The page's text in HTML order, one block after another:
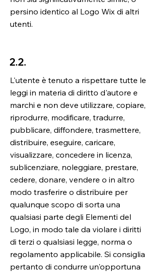
persino identico al Logo Wix di altri
utenti.
2.2.
L'utente è tenuto a rispettare tutte le
leggi in materia di diritto d'autore e
marchi e non deve utilizzare, copiare,
riprodurre, modificare, tradurre,
pubblicare, diffondere, trasmettere,
distribuire, eseguire, caricare,
visualizzare, concedere in licenza,
sublicenziare, noleggiare, prestare,
cedere, donare, vendere o in altro
modo trasferire o distribuire per
qualunque scopo di sorta una
qualsiasi parte degli Elementi del
Logo, in modo tale da violare i diritti
di terzi o qualsiasi legge, norma o
regolamento applicabile. Si consiglia
pertanto di condurre un'opportuna